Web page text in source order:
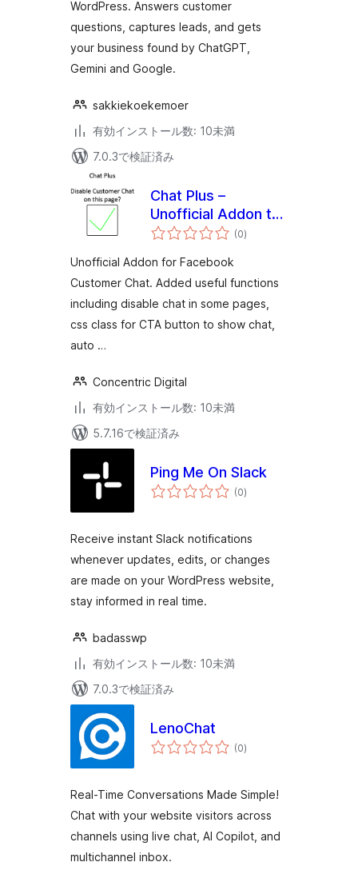
WordPress. Answers customer
questions, captures leads, and gets
your business found by ChatGPT,
Gemini and Google.
sakkiekoekemoer
有効インストール数: 10未満
7.0.3で検証済み
Chat Plus –
Unofficial Addon to
disable chat on
(0個
の)
Unofficial Addon for Facebook
Customer Chat. Added useful functions
including disable chat in some pages,
css class for CTA button to show chat,
auto …
Concentric Digital
有効インストール数: 10未満
5.7.16で検証済み
Ping Me On Slack
(0個
の)
Receive instant Slack notifications
whenever updates, edits, or changes
are made on your WordPress website,
stay informed in real time.
badasswp
有効インストール数: 10未満
7.0.3で検証済み
LenoChat
(0個
の)
Real-Time Conversations Made Simple!
Chat with your website visitors across
channels using live chat, AI Copilot, and
multichannel inbox.